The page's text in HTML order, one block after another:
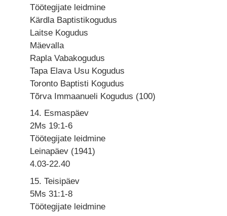
Töötegijate leidmine
Kärdla Baptistikogudus
Laitse Kogudus
Mäevalla
Rapla Vabakogudus
Tapa Elava Usu Kogudus
Toronto Baptisti Kogudus
Tõrva Immaanueli Kogudus (100)
14. Esmaspäev
2Ms 19:1-6
Töötegijate leidmine
Leinapäev (1941)
4.03-22.40
15. Teisipäev
5Ms 31:1-8
Töötegijate leidmine